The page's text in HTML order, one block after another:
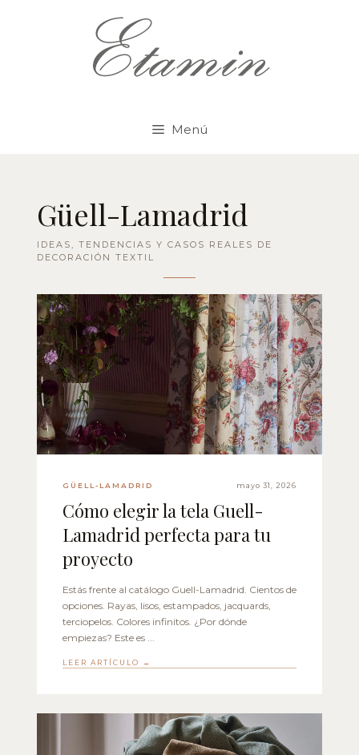
Menú
Güell-Lamadrid
IDEAS, TENDENCIAS Y CASOS REALES DE
DECORACIÓN TEXTIL
GÜELL-LAMADRID mayo 31, 2026
Cómo elegir la tela Guell-
Lamadrid perfecta para tu
proyecto
Estás frente al catálogo Guell-Lamadrid. Cientos de
opciones. Rayas, lisos, estampados, jacquards,
terciopelos. Colores infinitos. ¿Por dónde
empiezas? Este es ...
LEER ARTÍCULO →